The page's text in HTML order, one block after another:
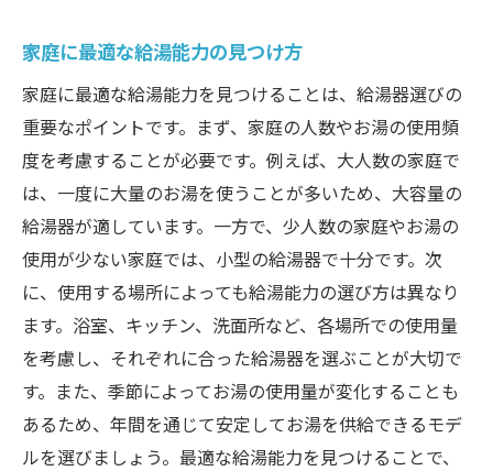
家庭に最適な給湯能力の見つけ方
家庭に最適な給湯能力を見つけることは、給湯器選びの
重要なポイントです。まず、家庭の人数やお湯の使用頻
度を考慮することが必要です。例えば、大人数の家庭で
は、一度に大量のお湯を使うことが多いため、大容量の
給湯器が適しています。一方で、少人数の家庭やお湯の
使用が少ない家庭では、小型の給湯器で十分です。次
に、使用する場所によっても給湯能力の選び方は異なり
ます。浴室、キッチン、洗面所など、各場所での使用量
を考慮し、それぞれに合った給湯器を選ぶことが大切で
す。また、季節によってお湯の使用量が変化することも
あるため、年間を通じて安定してお湯を供給できるモデ
ルを選びましょう。最適な給湯能力を見つけることで、